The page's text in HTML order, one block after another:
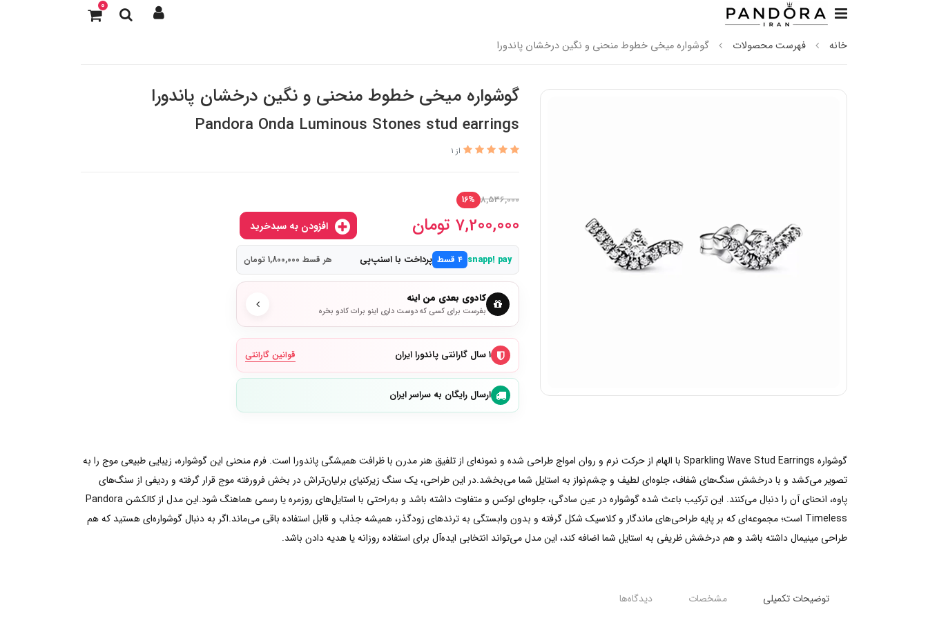
0
خانه فهرست محصولات گوشواره میخی خطوط منحنی و نگین درخشان پاندورا
گوشواره میخی خطوط منحنی و نگین درخشان پاندورا
Pandora Onda Luminous Stones stud earrings
از 1
8,536,000
16%
7,200,000 تومان
snapp! pay ۴ قسط پرداخت با اسنپ‌پی هر قسط 1,800,000 تومان
کادوی بعدی من اینه
بفرست برای کسی که دوست داری اینو برات کادو بخره
۱ سال گارانتی پاندورا ایران قوانین گارانتی
ارسال رایگان به سراسر ایران
گوشواره Sparkling Wave Stud Earrings با الهام از حرکت نرم و روان امواج طراحی شده و نمونه‌ای از تلفیق هنر مدرن با ظرافت همیشگی پاندورا است. فرم منحنی این گوشواره، زیبایی طبیعی موج را به
تصویر می‌کشد و با درخشش سنگ‌های شفاف، جلوه‌ای لطیف و چشم‌نواز به استایل شما می‌بخشد.در این طراحی، یک سنگ زیرکنیای برلیان‌تراش در بخش فرورفته موج قرار گرفته و ردیفی از سنگ‌های
پاوه، انحنای آن را دنبال می‌کنند. این ترکیب باعث شده گوشواره در عین سادگی، جلوه‌ای لوکس و متفاوت داشته باشد و به‌راحتی با استایل‌های روزمره یا رسمی هماهنگ شود.این مدل از کالکشن Pandora
Timeless است؛ مجموعه‌ای که بر پایه طراحی‌های ماندگار و کلاسیک شکل گرفته و بدون وابستگی به ترندهای زودگذر، همیشه جذاب و قابل استفاده باقی می‌ماند.اگر به دنبال گوشواره‌ای هستید که هم
طراحی مینیمال داشته باشد و هم درخشش ظریفی به استایل شما اضافه کند، این مدل می‌تواند انتخابی ایده‌آل برای استفاده روزانه یا هدیه دادن باشد.
توضیحات تکمیلی مشخصات دیدگاه‌ها